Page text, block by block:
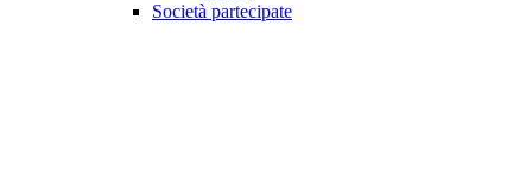
Società partecipate